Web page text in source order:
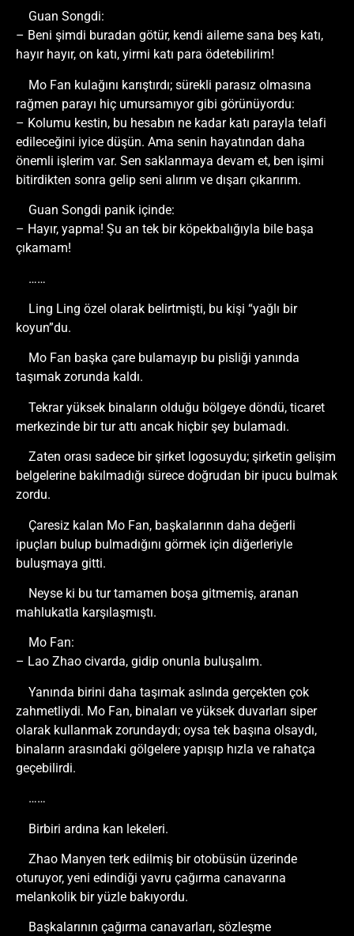
Guan Songdi:
– Beni şimdi buradan götür, kendi aileme sana beş katı,
hayır hayır, on katı, yirmi katı para ödetebilirim!
Mo Fan kulağını karıştırdı; sürekli parasız olmasına
rağmen parayı hiç umursamıyor gibi görünüyordu:
– Kolumu kestin, bu hesabın ne kadar katı parayla telafi
edileceğini iyice düşün. Ama senin hayatından daha
önemli işlerim var. Sen saklanmaya devam et, ben işimi
bitirdikten sonra gelip seni alırım ve dışarı çıkarırım.
Guan Songdi panik içinde:
– Hayır, yapma! Şu an tek bir köpekbalığıyla bile başa
çıkamam!
……
Ling Ling özel olarak belirtmişti, bu kişi “yağlı bir
koyun”du.
Mo Fan başka çare bulamayıp bu pisliği yanında
taşımak zorunda kaldı.
Tekrar yüksek binaların olduğu bölgeye döndü, ticaret
merkezinde bir tur attı ancak hiçbir şey bulamadı.
Zaten orası sadece bir şirket logosuydu; şirketin gelişim
belgelerine bakılmadığı sürece doğrudan bir ipucu bulmak
zordu.
Çaresiz kalan Mo Fan, başkalarının daha değerli
ipuçları bulup bulmadığını görmek için diğerleriyle
buluşmaya gitti.
Neyse ki bu tur tamamen boşa gitmemiş, aranan
mahlukatla karşılaşmıştı.
Mo Fan:
– Lao Zhao civarda, gidip onunla buluşalım.
Yanında birini daha taşımak aslında gerçekten çok
zahmetliydi. Mo Fan, binaları ve yüksek duvarları siper
olarak kullanmak zorundaydı; oysa tek başına olsaydı,
binaların arasındaki gölgelere yapışıp hızla ve rahatça
geçebilirdi.
……
Birbiri ardına kan lekeleri.
Zhao Manyen terk edilmiş bir otobüsün üzerinde
oturuyor, yeni edindiği yavru çağırma canavarına
melankolik bir yüzle bakıyordu.
Başkalarının çağırma canavarları, sözleşme